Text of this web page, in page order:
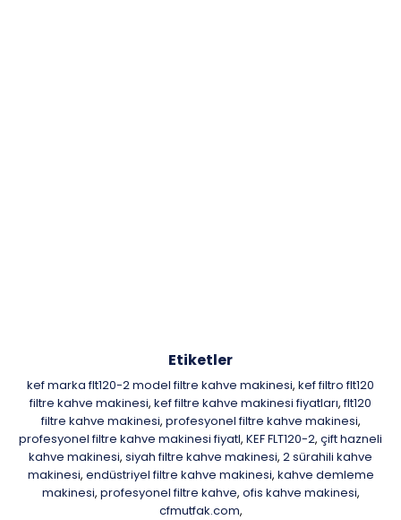
Etiketler
kef marka flt120-2 model filtre kahve makinesi, kef filtro flt120
filtre kahve makinesi, kef filtre kahve makinesi fiyatları, flt120
filtre kahve makinesi, profesyonel filtre kahve makinesi,
profesyonel filtre kahve makinesi fiyatl, KEF FLT120-2, çift hazneli
kahve makinesi, siyah filtre kahve makinesi, 2 sürahili kahve
makinesi, endüstriyel filtre kahve makinesi, kahve demleme
makinesi, profesyonel filtre kahve, ofis kahve makinesi,
cfmutfak.com,